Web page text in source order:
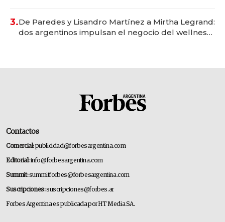
3.De Paredes y Lisandro Martínez a Mirtha Legrand:
dos argentinos impulsan el negocio del wellness
Contactos
Comercial:publicidad@forbesargentina.com
Editorial:info@forbesargentina.com
Summit:summitforbes@forbesargentina.com
Suscripciones:suscripciones@forbes.ar
Forbes Argentina es publicada por HT Media SA.